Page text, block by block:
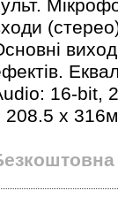
16-bit,
208.5 x